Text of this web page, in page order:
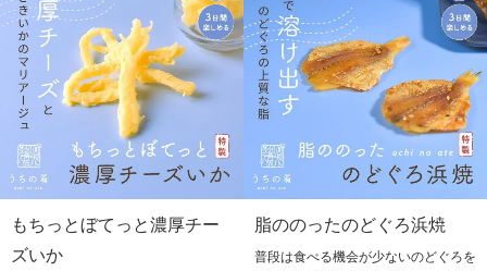
もちっとぼてっと濃厚チー
ズいか
脂ののったのどぐろ浜焼
普段は食べる機会が少ないのどぐろを